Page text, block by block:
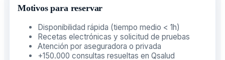
Motivos para reservar
Disponibilidad rápida (tiempo medio < 1h)
Recetas electrónicas y solicitud de pruebas
Atención por aseguradora o privada
+150.000 consultas resueltas en Qsalud